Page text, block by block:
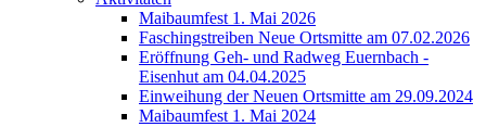
Maibaumfest 1. Mai 2026
Faschingstreiben Neue Ortsmitte am 07.02.2026
Eröffnung Geh- und Radweg Euernbach -
Eisenhut am 04.04.2025
Einweihung der Neuen Ortsmitte am 29.09.2024
Maibaumfest 1. Mai 2024